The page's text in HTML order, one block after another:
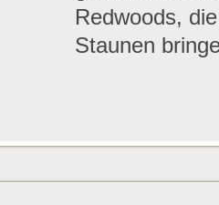
Redwoods,
Staunen